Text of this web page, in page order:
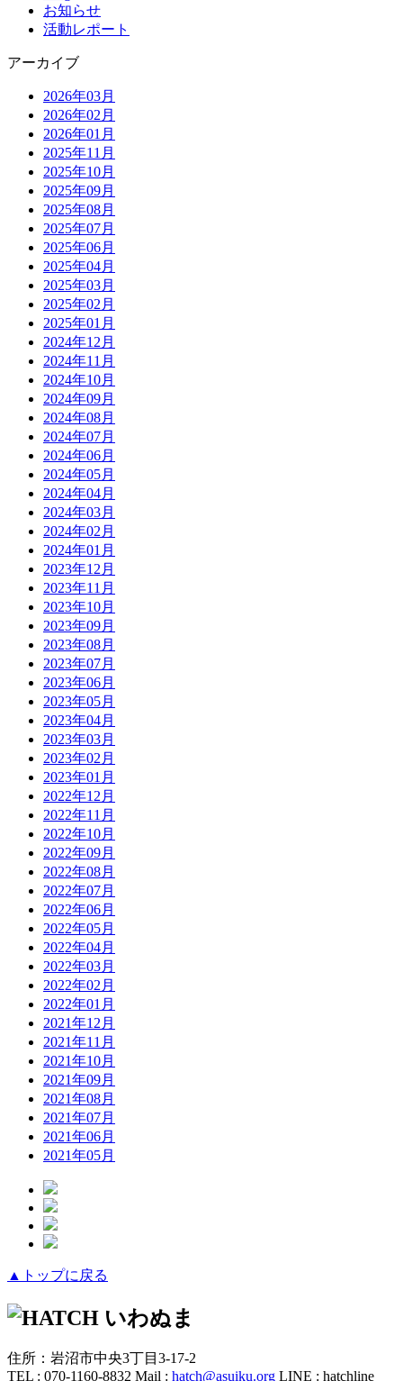
お知らせ
活動レポート
アーカイブ
2026年03月
2026年02月
2026年01月
2025年11月
2025年10月
2025年09月
2025年08月
2025年07月
2025年06月
2025年04月
2025年03月
2025年02月
2025年01月
2024年12月
2024年11月
2024年10月
2024年09月
2024年08月
2024年07月
2024年06月
2024年05月
2024年04月
2024年03月
2024年02月
2024年01月
2023年12月
2023年11月
2023年10月
2023年09月
2023年08月
2023年07月
2023年06月
2023年05月
2023年04月
2023年03月
2023年02月
2023年01月
2022年12月
2022年11月
2022年10月
2022年09月
2022年08月
2022年07月
2022年06月
2022年05月
2022年04月
2022年03月
2022年02月
2022年01月
2021年12月
2021年11月
2021年10月
2021年09月
2021年08月
2021年07月
2021年06月
2021年05月
▲トップに戻る
住所：岩沼市中央3丁目3-17-2
TEL : 070-1160-8832 Mail : hatch@asuiku.org LINE : hatchline